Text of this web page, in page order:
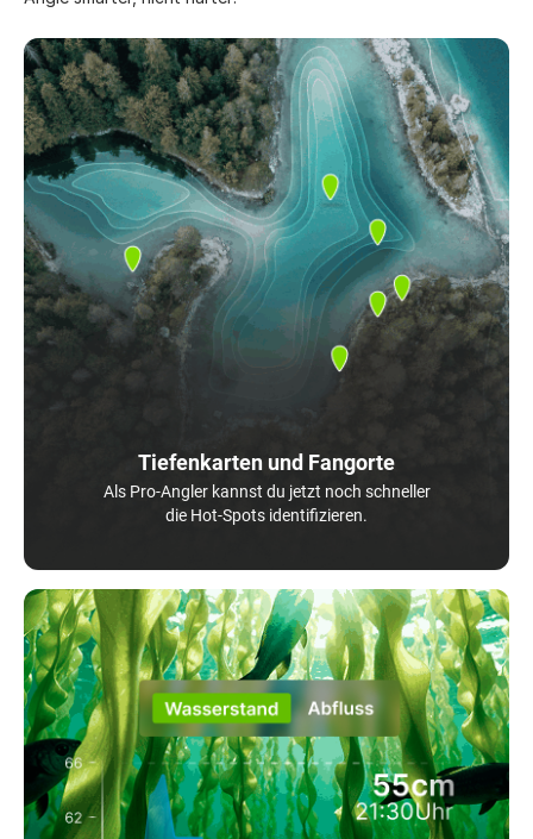
Tiefenkarten und Fangorte
Als Pro-Angler kannst du jetzt noch schneller
die Hot-Spots identifizieren.